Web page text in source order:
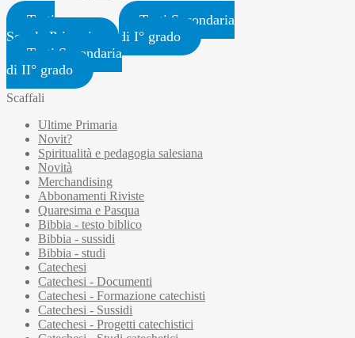
Testi
Scuola Primaria
Testi Secondaria
di I° grado
Testi Secondaria
di II° grado
Scaffali
Ultime Primaria
Novit?
Spiritualità e pedagogia salesiana
Novità
Merchandising
Abbonamenti Riviste
Quaresima e Pasqua
Bibbia - testo biblico
Bibbia - sussidi
Bibbia - studi
Catechesi
Catechesi - Documenti
Catechesi - Formazione catechisti
Catechesi - Sussidi
Catechesi - Progetti catechistici